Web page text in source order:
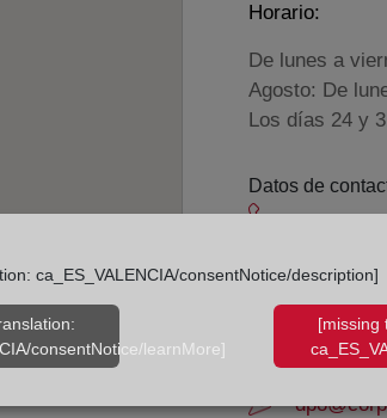
Horario:
De lunes a
Agosto: De
Los días 24 y
Datos de
Patricia
Delegado de
ca_ES_VALENCIA/consentNotice/description]
consentNotice/learnMore]
[missing